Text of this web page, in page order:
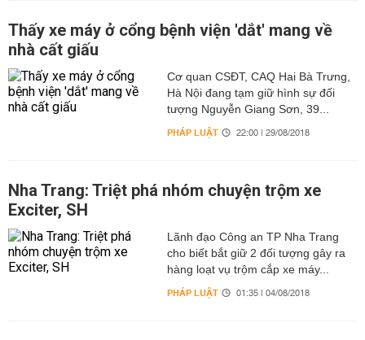
Thấy xe máy ở cổng bệnh viện 'dắt' mang về
nhà cất giấu
Cơ quan CSĐT, CAQ Hai Bà Trưng,
Hà Nội đang tạm giữ hình sự đối
tượng Nguyễn Giang Sơn, 39...
PHÁP LUẬT 22:00 | 29/08/2018
Nha Trang: Triệt phá nhóm chuyện trộm xe
Exciter, SH
Lãnh đạo Công an TP Nha Trang
cho biết bắt giữ 2 đối tượng gây ra
hàng loạt vụ trộm cắp xe máy...
PHÁP LUẬT 01:35 | 04/08/2018